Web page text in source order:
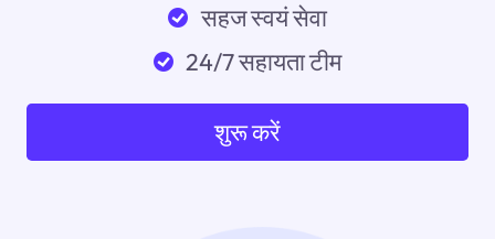
सहज स्वयं सेवा
24/7 सहायता टीम
शुरू करें